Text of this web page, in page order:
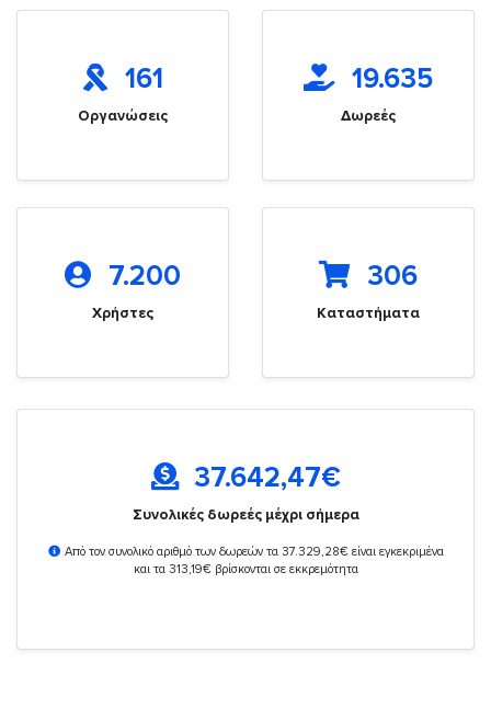
161
Οργανώσεις
19.635
Δωρεές
7.200
Χρήστες
306
Καταστήματα
37.642,47€
Συνολικές δωρεές μέχρι σήμερα
Από τον συνολικό αριθμό των δωρεών τα 37.329,28€ είναι εγκεκριμένα
και τα 313,19€ βρίσκονται σε εκκρεμότητα